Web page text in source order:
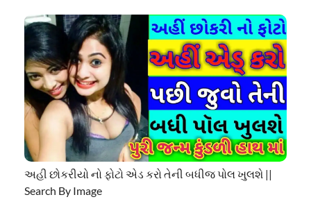
અહી છોકરીયો નો ફોટો એડ કરો તેની બધીજ પોલ ખુલશે ||
Search By Image